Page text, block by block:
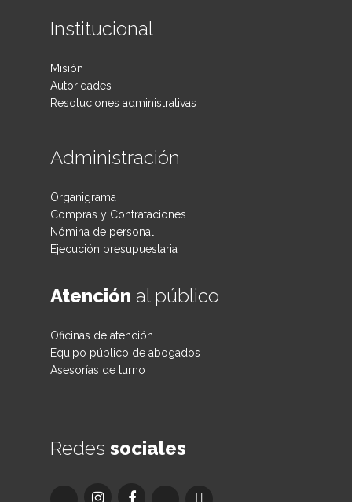
Institucional
Misión
Autoridades
Resoluciones administrativas
Administración
Organigrama
Compras y Contrataciones
Nómina de personal
Ejecución presupuestaria
Atención al público
Oficinas de atención
Equipo público de abogados
Asesorías de turno
Redes sociales